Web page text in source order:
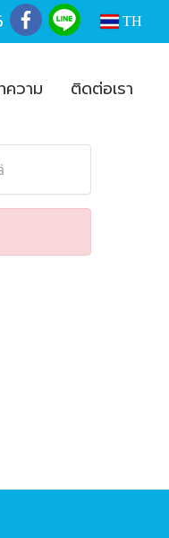
TH
ความ ติดต่อเรา